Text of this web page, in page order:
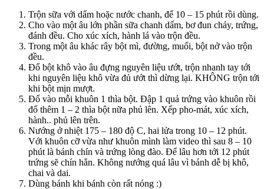
Trộn sữa với dấm hoặc nước chanh, để 10 – 15 phút rồi dùng.
Cho vào một âu lớn phần sữa chanh dấm, bơ đun chảy, trứng,
đánh đều. Cho xúc xích, hành lá vào trộn đều.
Trong một âu khác rây bột mì, đường, muối, bột nở vào trộn
đều.
Đổ bột khô vào âu đựng nguyên liệu ướt, trộn nhanh tay tới
khi nguyên liệu khô vừa đủ ướt thì dừng lại. KHÔNG trộn tới
khi bột mịn mượt.
Đổ vào mỗi khuôn 1 thìa bột. Đập 1 quả trứng vào khuôn rồi
đổ thêm 1 – 2 thìa bột nữa phủ lên. Xếp pho-mát, xúc xích,
hành.. phủ lên trên.
Nướng ở nhiệt 175 – 180 độ C, hai lửa trong 10 – 12 phút.
Với khuôn cỡ vừa như khuôn mình làm video thì sau 8 – 10
phút là bánh chín và trứng lòng đào. Để lâu hơn tới 12 phút
trứng sẽ chín hẳn. Không nướng quá lâu vì bánh dễ bị khô,
chai và dai.
Dùng bánh khi bánh còn rất nóng :)